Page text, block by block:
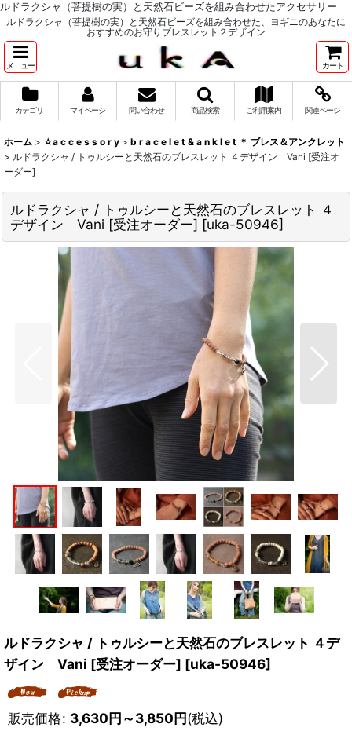
ルドラクシャ（菩提樹の実）と天然石ビーズを組み合わせたアクセサリー
ルドラクシャ（菩提樹の実）と天然石ビーズを組み合わせた、ヨギニのあなたに
おすすめのお守りブレスレット２デザイン
メニュー カート
カテゴリ マイページ 問い合わせ 商品検索 ご利用案内 関連ページ
ホーム > ☆a c c e s s o r y > b r a c e l e t & a n k l e t ＊ ブレス＆アンクレット
> ルドラクシャ / トゥルシーと天然石のブレスレット ４デザイン Vani [受注オ
ーダー]
ルドラクシャ / トゥルシーと天然石のブレスレット ４
デザイン Vani [受注オーダー] [uka-50946]
ルドラクシャ / トゥルシーと天然石のブレスレット ４デ
ザイン Vani [受注オーダー] [uka-50946]
販売価格: 3,630円～3,850円(税込)